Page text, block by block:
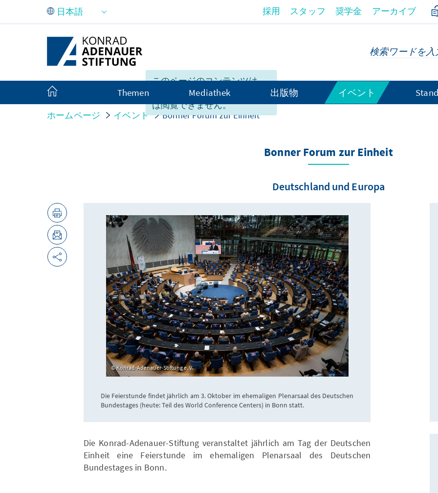
メインコンテンツにスキップ
このページのコンテンツは、
残念ながら「言語日本語」で
は閲覧できません。
採用 スタッフ 奨学金 アーカイブ
Themen Mediathek 出版物 イベント
ホームページ イベント Bonner Forum zur Einheit
Bonner Forum zur Einheit
Deutschland und Europa
Konrad-Adenauer-Stiftung e. V.
Die Feierstunde findet jährlich am 3. Oktober im ehemaligen Plenarsaal des Deutschen
Bundestages (heute: Teil des World Conference Centers) in Bonn statt.
Die Konrad-Adenauer-Stiftung veranstaltet jährlich am Tag der Deutschen
Einheit eine Feierstunde im ehemaligen Plenarsaal des Deutschen
Bundestages in Bonn.